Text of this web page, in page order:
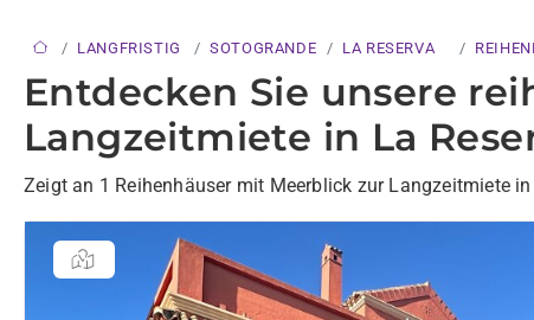
LANGFRISTIG SOTOGRANDE LA RESERVA
Entdecken Sie unsere
Langzeitmiete in La
Zeigt an 1 Reihenhäuser mit Meerblick zur Langzeitmiete